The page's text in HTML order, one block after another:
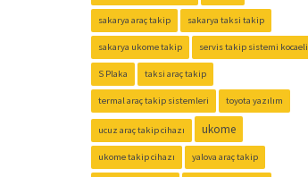
sakarya araç takip sakarya taksi takip
sakarya ukome takip servis takip sistemi kocaeli
S Plaka taksi araç takip
termal araç takip sistemleri toyota yazılım
ucuz araç takip cihazı ukome
ukome takip cihazı yalova araç takip